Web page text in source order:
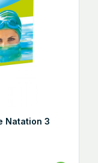
Natation 3